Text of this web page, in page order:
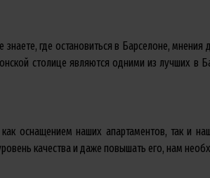
знаете, где остановиться в Барселоне,
столице являются одними из лучших в
оснащением наших апартаментов, так и
качества и даже повышать его, нам